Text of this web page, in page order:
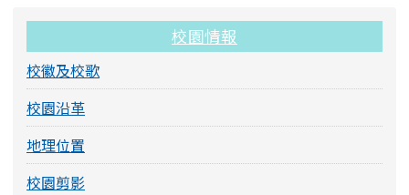
校園情報
校徽及校歌
校園沿革
地理位置
校園剪影